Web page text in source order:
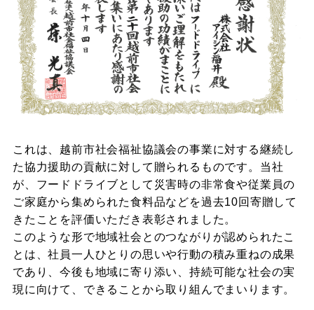
これは、越前市社会福祉協議会の事業に対する継続し
た協力援助の貢献に対して贈られるものです。当社
が、フードドライブとして災害時の非常食や従業員の
ご家庭から集められた食料品などを過去10回寄贈して
きたことを評価いただき表彰されました。
このような形で地域社会とのつながりが認められたこ
とは、社員一人ひとりの思いや行動の積み重ねの成果
であり、今後も地域に寄り添い、持続可能な社会の実
現に向けて、できることから取り組んでまいります。